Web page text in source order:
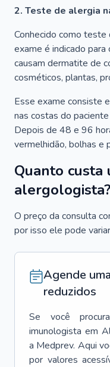
2. Teste de alergia
Conhecido como
exame é indicado
causam dermatite de
cosméticos, plantas,
Esse exame consiste
nas costas do
Depois de 48 e 96
vermelhidão, bolhas e
Quanto custa
alergologista?
O preço da consulta
por isso ele pode
Agende
reduzidos
Se você
imunologista em
a Medprev. Aqui
por valores